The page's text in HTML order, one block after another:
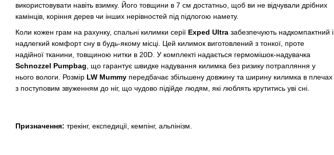
використовувати навіть взимку. Його товщини в 7 см достатньо, щоб ви не відчували дрібних
камінців, коріння дерев чи інших нерівностей під підлогою намету.
Коли кожен грам на рахунку, спальні килимки серії Exped Ultra забезпечують надкомпактний і
надлегкий комфорт сну в будь-якому місці. Цей килимок виготовлений з тонкої, проте
надійної тканини, товщиною нитки в 20D. У комплекті надається гермомішок-надувачка
Schnozzel Pumpbag , що гарантує швидке надування килимка без ризику потрапляння у
нього вологи. Розмір LW Mummy передбачає збільшену довжину та ширину килимка в плечах
з поступовим звуженням до ніг, що чудово підійде людям, які люблять крутитись уві сні.
Призначення: трекінг, експедиції, кемпінг, альпінізм.